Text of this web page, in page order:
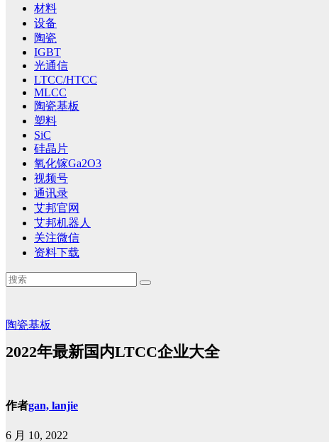
材料
设备
陶瓷
IGBT
光通信
LTCC/HTCC
MLCC
陶瓷基板
塑料
SiC
硅晶片
氧化镓Ga2O3
视频号
通讯录
艾邦官网
艾邦机器人
关注微信
资料下载
陶瓷基板
2022年最新国内LTCC企业大全
作者gan, lanjie
6 月 10, 2022